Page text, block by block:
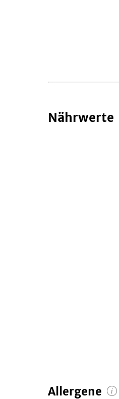
Nährwerte
Allergene